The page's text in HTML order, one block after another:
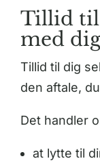
Tillid til
med
Tillid til dig
den aftale,
Det handler
at lytte til